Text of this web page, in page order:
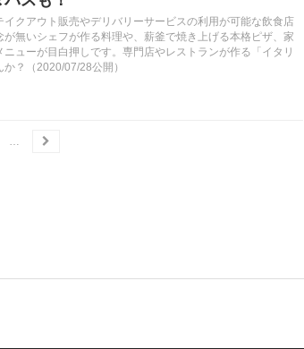
クアウト販売やデリバリーサービスの利用が可能な飲食店
無いシェフが作る料理や、薪釜で焼き上げる本格ピザ、家
ューが目白押しです。専門店やレストランが作る「イタリ
？（2020/07/28公開）